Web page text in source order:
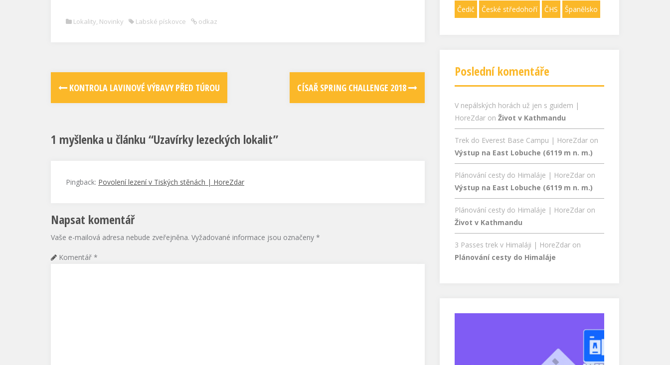
Lokality Novinky Labské pískovce odkaz
KONTROLA LAVINOVÉ VÝBAVY PŘED TÚROU CÍSAŘ SPRING CHALLENGE 2018
1 myšlenka u článku “Uzavírky lezeckých lokalit”
Pingback: Povolení lezení v Tiských stěnách | HoreZdar
Napsat komentář
Vaše e-mailová adresa nebude zveřejněna. Vyžadované informace jsou označeny *
Komentář *
Čedič České středohoří ČHS Španělsko
Poslední komentáře
V nepálských horách už jen s guidem |
HoreZdar on Život v Kathmandu
Trek do Everest Base Campu | HoreZdar on
Výstup na East Lobuche (6119 m n. m.)
Plánování cesty do Himaláje | HoreZdar on
Výstup na East Lobuche (6119 m n. m.)
Plánování cesty do Himaláje | HoreZdar on
Život v Kathmandu
3 Passes trek v Himaláji | HoreZdar on
Plánování cesty do Himaláje